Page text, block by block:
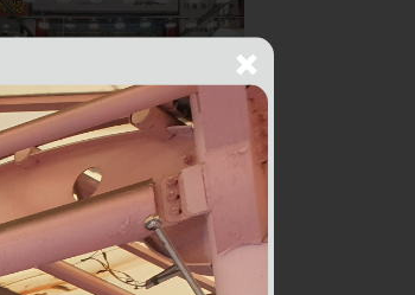
싱싱건어물THE맛있는반찬
식품
010-2436-1429